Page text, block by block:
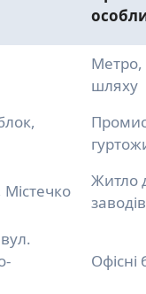
Метро,
шляху
Житло
заводів
Офісні